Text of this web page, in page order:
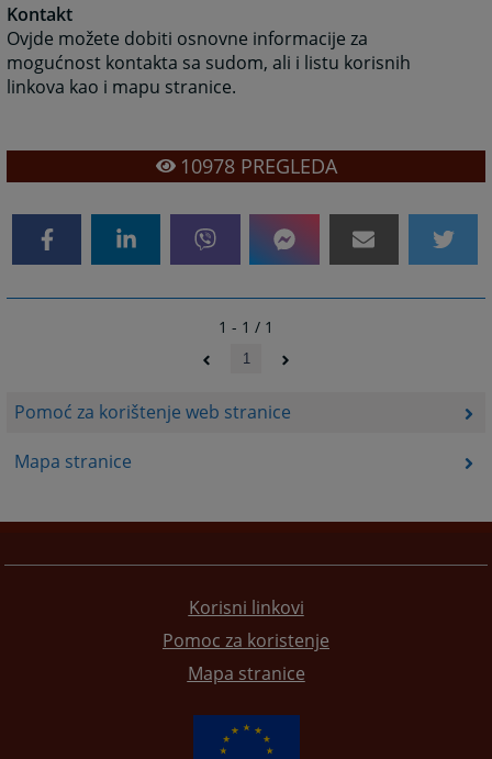
Pomoć za korištenje web stranice
Mapa stranice
Kontakt
Ovjde možete dobiti osnovne informacije za
mogućnost kontakta sa sudom, ali i listu korisnih
linkova kao i mapu stranice.
10978PREGLEDA
1 - 1 / 1
1
Korisni linkovi
Pomoc za koristenje
Mapa stranice